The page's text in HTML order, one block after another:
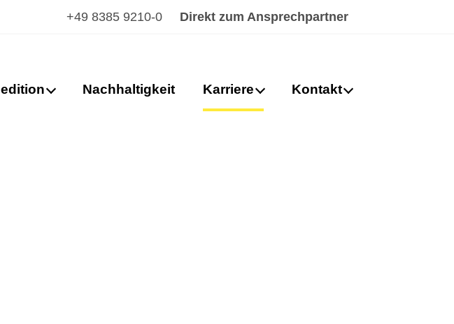
+49 8385 9210-0 Direkt zum Ansprechpartner
Nachhaltigkeit Karriere Kontakt